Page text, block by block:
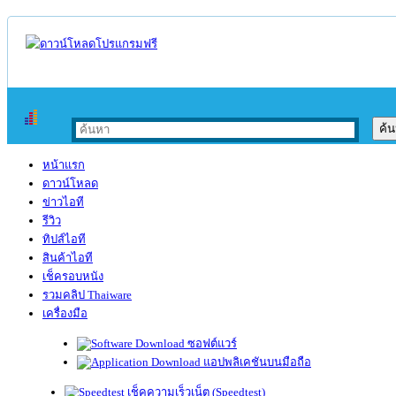
หน้าแรก
ดาวน์โหลด
ข่าวไอที
รีวิว
ทิปส์ไอที
สินค้าไอที
เช็ครอบหนัง
รวมคลิป Thaiware
เครื่องมือ
ซอฟต์แวร์
แอปพลิเคชันบนมือถือ
เช็คความเร็วเน็ต (Speedtest)